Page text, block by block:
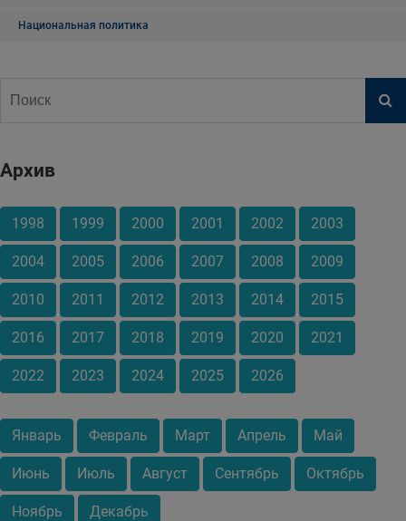
Национальная политика
Архив
1998 1999 2000 2001 2002 2003
2004 2005 2006 2007 2008 2009
2010 2011 2012 2013 2014 2015
2016 2017 2018 2019 2020 2021
2022 2023 2024 2025 2026
Январь Февраль Март Апрель Май
Июнь Июль Август Сентябрь Октябрь
Ноябрь Декабрь